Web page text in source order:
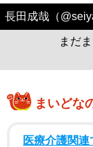
長田成哉（
まだ
まいどな
医療介護関